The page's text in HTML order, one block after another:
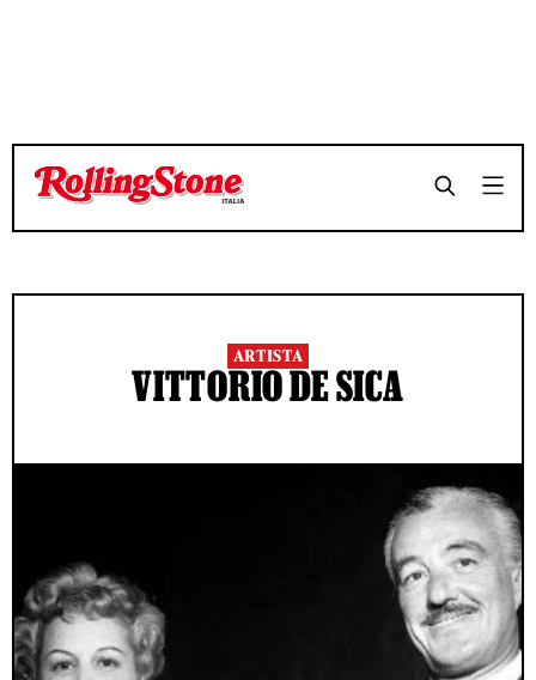
ARTISTA
VITTORIO DE SICA